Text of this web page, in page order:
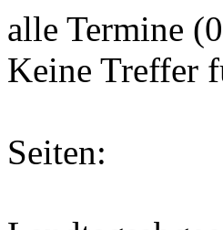
alle Termine
Keine Treffer
Seiten: